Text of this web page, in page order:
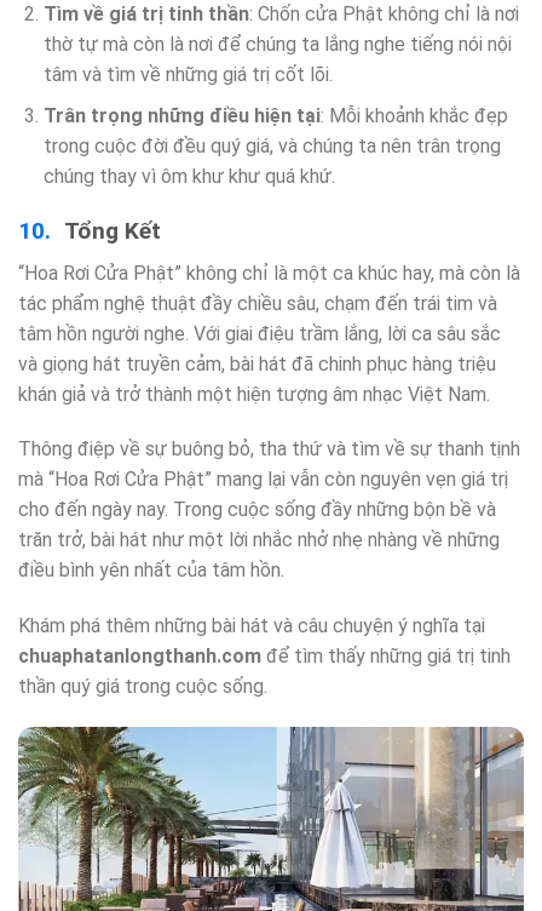
Tìm về giá trị tinh thần: Chốn cửa Phật không chỉ là nơi
thờ tự mà còn là nơi để chúng ta lắng nghe tiếng nói nội
tâm và tìm về những giá trị cốt lõi.
Trân trọng những điều hiện tại: Mỗi khoảnh khắc đẹp
trong cuộc đời đều quý giá, và chúng ta nên trân trọng
chúng thay vì ôm khư khư quá khứ.
Tổng Kết
“Hoa Rơi Cửa Phật” không chỉ là một ca khúc hay, mà còn là
tác phẩm nghệ thuật đầy chiều sâu, chạm đến trái tim và
tâm hồn người nghe. Với giai điệu trầm lắng, lời ca sâu sắc
và giọng hát truyền cảm, bài hát đã chinh phục hàng triệu
khán giả và trở thành một hiện tượng âm nhạc Việt Nam.
Thông điệp về sự buông bỏ, tha thứ và tìm về sự thanh tịnh
mà “Hoa Rơi Cửa Phật” mang lại vẫn còn nguyên vẹn giá trị
cho đến ngày nay. Trong cuộc sống đầy những bộn bề và
trăn trở, bài hát như một lời nhắc nhở nhẹ nhàng về những
điều bình yên nhất của tâm hồn.
Khám phá thêm những bài hát và câu chuyện ý nghĩa tại
chuaphatanlongthanh.com để tìm thấy những giá trị tinh
thần quý giá trong cuộc sống.